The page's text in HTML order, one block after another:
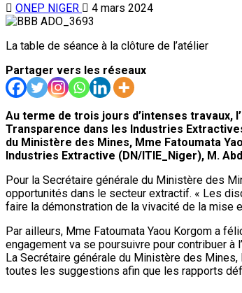
ONEP NIGER 4 mars 2024
La table de séance à la clôture de l’atélier
Partager vers les réseaux
Au terme de trois jours d’intenses travaux,
Transparence dans les Industries
du Ministère des Mines, Mme Fatoumata
Industries Extractive (DN/ITIE_Niger), M.
Pour la Secrétaire générale du Ministère des
opportunités dans le secteur extractif. « Les
faire la démonstration de la vivacité de la mise
Par ailleurs, Mme Fatoumata Yaou Korgom a
engagement va se poursuivre pour contribuer
La Secrétaire générale du Ministère des Mines,
toutes les suggestions afin que les rapports